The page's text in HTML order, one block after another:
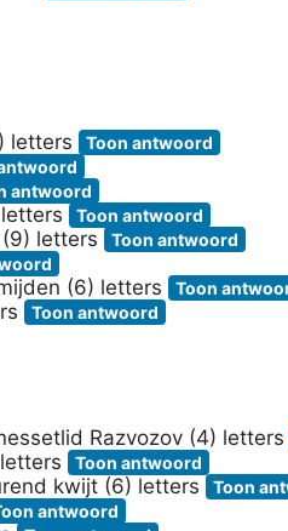
letters Toon antwoord
antwoord
Toon antwoord
letters Toon antwoord
(6) letters Toon
Toon antwoord
Razvozov (4) letters
Toon antwoord
kwijt (6) letters Toon
antwoord